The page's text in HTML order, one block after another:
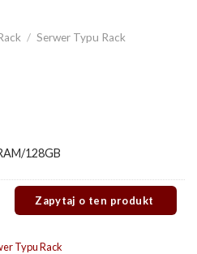
/ Serwer Typu Rack
128GB
Typu Rack